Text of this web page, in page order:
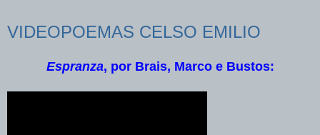
VIDEOPOEMAS CELSO EMILIO
Espranza, por Brais, Marco e Bustos: